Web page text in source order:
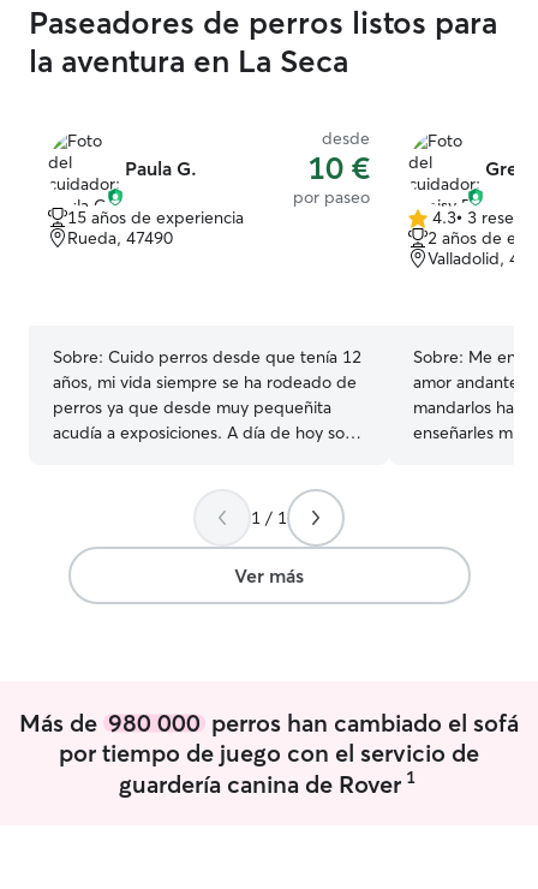
Paseadores de perros listos para
la aventura en La Seca
Paula G.
desde
10 €
por paseo
15 años de experiencia
Rueda, 47490
Sobre: Cuido perros desde que tenía 12
años, mi vida siempre se ha rodeado de
perros ya que desde muy pequeñita
acudía a exposiciones. A día de hoy soy
podría darles el 100 x 100 de la
atención, me encanta mostrarles cariño y
nuevos trucos Los cuidaría como si
fueran uno más del hogar. Respetando
4.3
de
5
4.3• 3 reseñas
2 años de
Valladolid,
Sobre: Me
amor andante,
mandarlos
enseñarles
un lugar
tranquilidad,
falte la hora de
1 / 1
Ver más
Más de 980 000 perros han cambiado el sofá
por tiempo de juego con el servicio de
guardería canina de Rover 1